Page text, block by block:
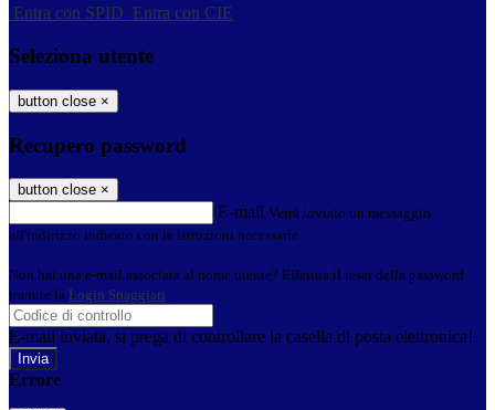
Entra con SPID Entra con CIE
Seleziona utente
button close ×
Recupero password
button close ×
E-mail Verrà inviato un messaggio
all'indirizzo indicato con le istruzioni necessarie.
Non hai una e-mail associata al nome utente? Effettua il reset della password
tramite la Login Spaggiari
E-mail inviata, si prega di controllare la casella di posta elettronica!
Errore